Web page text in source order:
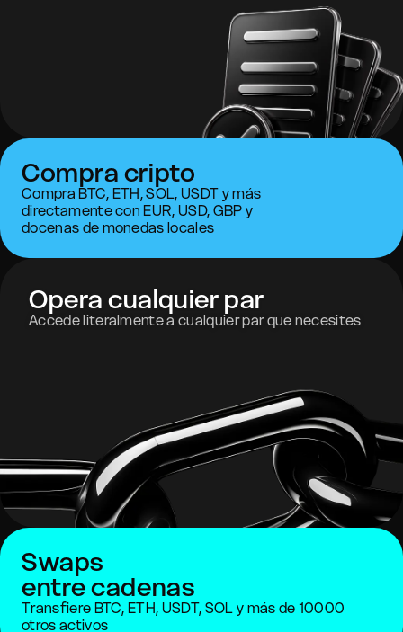
Opera cualquier par
Accede literalmente a cualquier par que necesites
Compra cripto
Compra BTC, ETH, SOL, USDT y más
directamente con EUR, USD, GBP y
docenas de monedas locales
Swaps
entre cadenas
Transfiere BTC, ETH, USDT, SOL y más de 10000
otros activos